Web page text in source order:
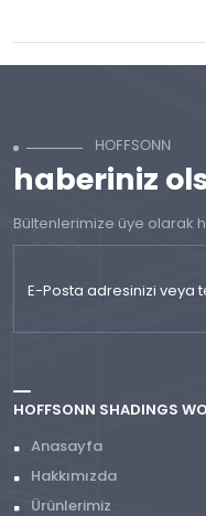
haberiniz
Bültenlerimize üye olarak
HOFFSONN SHADINGS
Anasayfa
Hakkımızda
Ürünlerimiz